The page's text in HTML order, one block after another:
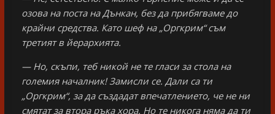
озова на поста на Дънкан, без да прибягваме до
крайни средства. Като шеф на „Оргкрим“ съм
третият в йерархията.
— Но, скъпи, теб никой не те гласи за стола на
големия началник! Замисли се. Дали са ти
„Оргкрим“, за да създадат впечатлението, че не ни
смятат за втора ръка хора. Но те никога няма да ти